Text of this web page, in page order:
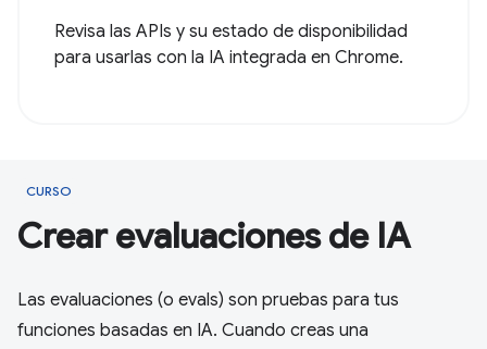
Revisa las APIs y su estado de disponibilidad
para usarlas con la IA integrada en Chrome.
CURSO
Crear evaluaciones de IA
Las evaluaciones (o evals) son pruebas para tus
funciones basadas en IA. Cuando creas una